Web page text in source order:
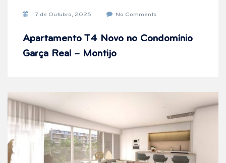
7 de Outubro, 2025 No Comments
Apartamento T4 Novo no Condomínio
Garça Real – Montijo